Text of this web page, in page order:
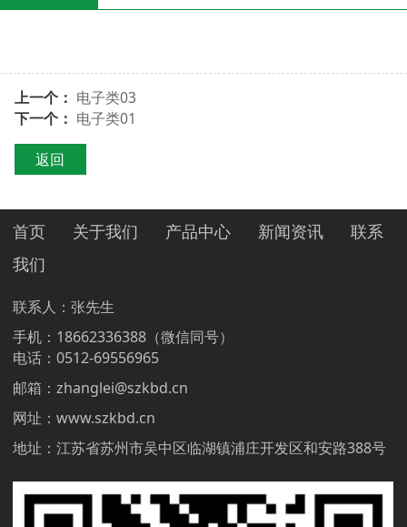
上一个： 电子类03
下一个： 电子类01
返回
首页 关于我们 产品中心 新闻资讯
联系
我们
联系人：张先生
手机：18662336388（微信同号）
电话：0512-69556965
邮箱：zhanglei@szkbd.cn
网址：www.szkbd.cn
地址：江苏省苏州市吴中区临湖镇浦庄开发区和安路388号